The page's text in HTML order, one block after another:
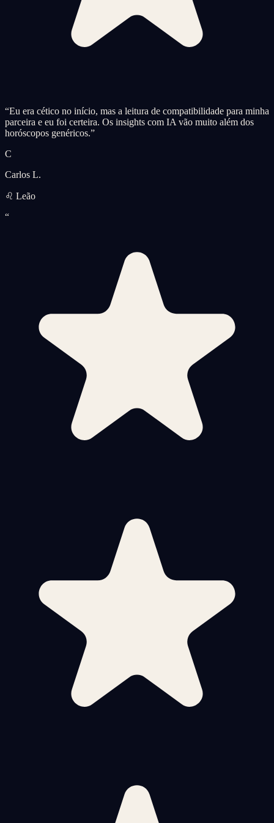
“Eu era cético no início, mas a leitura de compatibilidade para minha
parceira e eu foi certeira. Os insights com IA vão muito além dos
horóscopos genéricos.”
C
Carlos L.
♌ Leão
“